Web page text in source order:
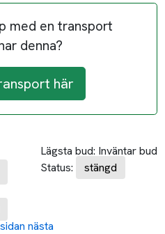
med en transport
denna?
här
Lägsta bud: Inväntar bud
Status:
stängd
nästa